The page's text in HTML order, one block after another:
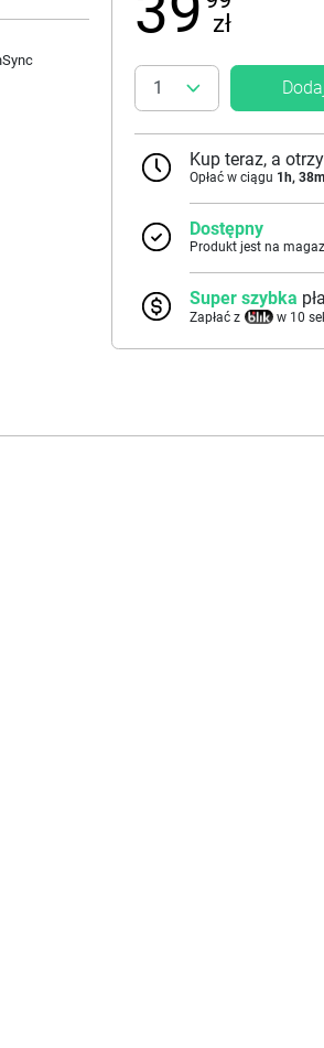
zł
Kup teraz, a
Opłać w ciągu 1h,38
Dostępny
Produkt jest na
Super szybka
Zapłać z w 10